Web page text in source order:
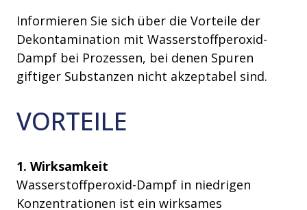
Informieren Sie sich über die Vorteile der
Dekontamination mit Wasserstoffperoxid-
Dampf bei Prozessen, bei denen Spuren
giftiger Substanzen nicht akzeptabel sind.
VORTEILE
1. Wirksamkeit
Wasserstoffperoxid-Dampf in niedrigen
Konzentrationen ist ein wirksames